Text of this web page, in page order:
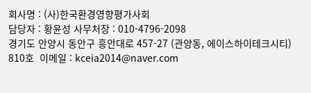
회사명 : (사)한국환경영향평가사회
담당자 : 황윤성 사무처장 : 010-4796-2098
경기도 안양시 동안구 흥안대로 457-27 (관양동, 에이스하이테크시티)
810호 이메일 : kceia2014@naver.com